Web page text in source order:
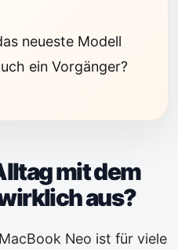
neueste Modell
ein Vorgänger?
mit dem
aus?
Neo ist für viele